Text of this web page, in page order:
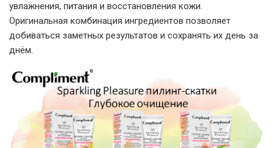
увлажнения, питания и восстановления кожи.
Оригинальная комбинация ингредиентов позволяет
добиваться заметных результатов и сохранять их день за
днём.